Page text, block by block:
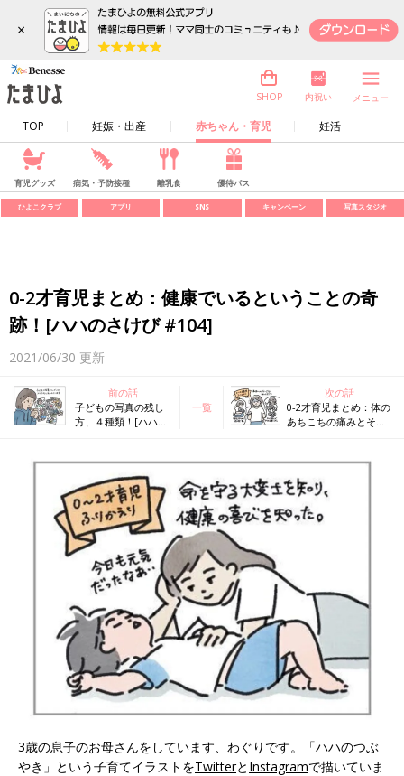
×
TOP 妊娠・出産 赤ちゃん・育児 妊活
SHOP 内祝い メニュー
育児グッズ 病気・予防接種 離乳食 優待パス
ひよこクラブ アプリ SNS キャンペーン 写真スタジオ
0-2才育児まとめ：健康でいるということの奇
跡！[ハハのさけび #104]
2021/06/30 更新
前の話
子どもの写真の残し
方、４種類！[ハハの
一覧
次の話
0-2才育児まとめ：体の
あちこちの痛みとその
3歳の息子のお母さんをしています、わぐりです。「ハハのつぶ
やき」という子育てイラストをTwitterと Instagramで描いていま